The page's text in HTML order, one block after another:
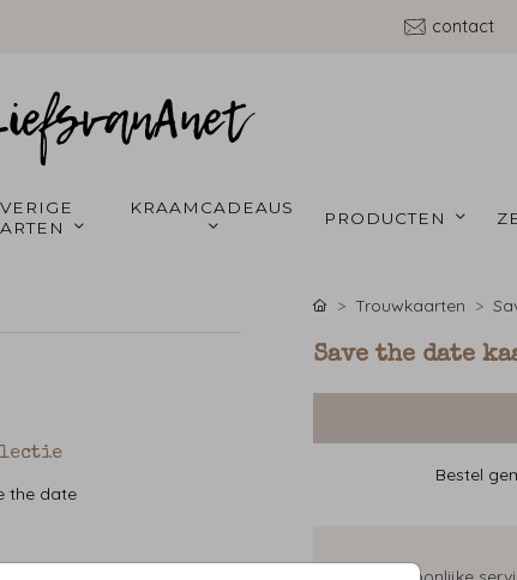
contact
PRODUCTEN
the date
Trouwkaarten
Save the date
Bestel